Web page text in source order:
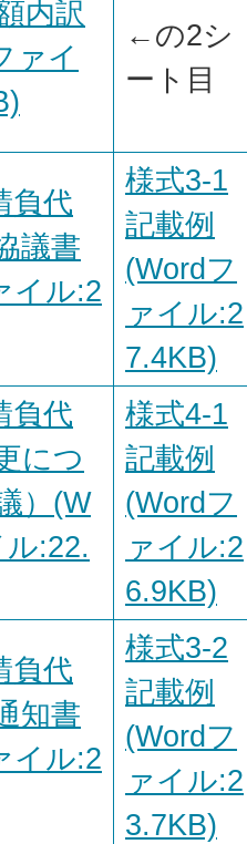
内訳
ァイ
←の2シ
ート目
負代
議書
イル:2
様式3-1
記載例
(Wordフ
ァイル:2
7.4KB)
負代
につ
）(W
:22.
様式4-1
記載例
(Wordフ
ァイル:2
6.9KB)
負代
知書
イル:2
様式3-2
記載例
(Wordフ
ァイル:2
3.7KB)